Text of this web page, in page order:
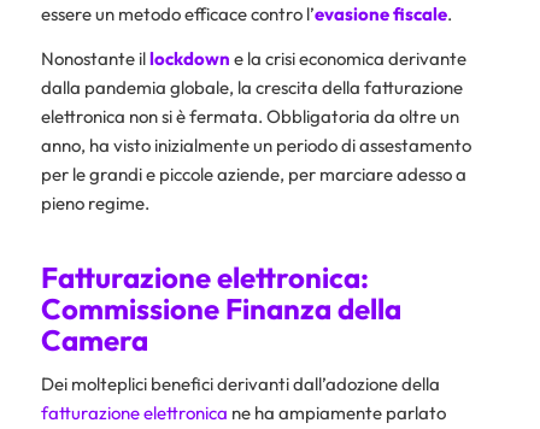
essere un metodo efficace contro l’evasione fiscale.
Nonostante illockdown e la crisi economica derivante
dalla pandemia globale, la crescita della fatturazione
elettronica non si è fermata. Obbligatoria da oltre un
anno, ha visto inizialmente un periodo di assestamento
per le grandi e piccole aziende, per marciare adesso a
pieno regime.
Fatturazione elettronica:
Commissione Finanza della
Camera
Dei molteplici benefici derivanti dall’adozione della
fatturazione elettronica ne ha ampiamente parlato